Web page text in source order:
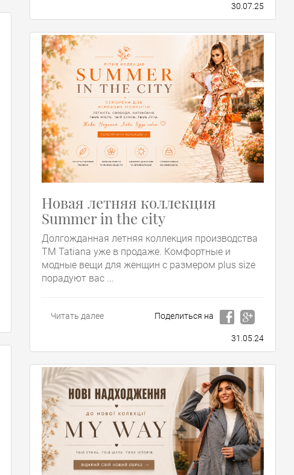
30.07.25
Новая летняя коллекция
Summer in the city
Долгожданная летняя коллекция производства
ТМ Tatiana уже в продаже. Комфортные и
модные вещи для женщин с размером plus size
порадуют вас ...
Читать далее Поделиться на
31.05.24